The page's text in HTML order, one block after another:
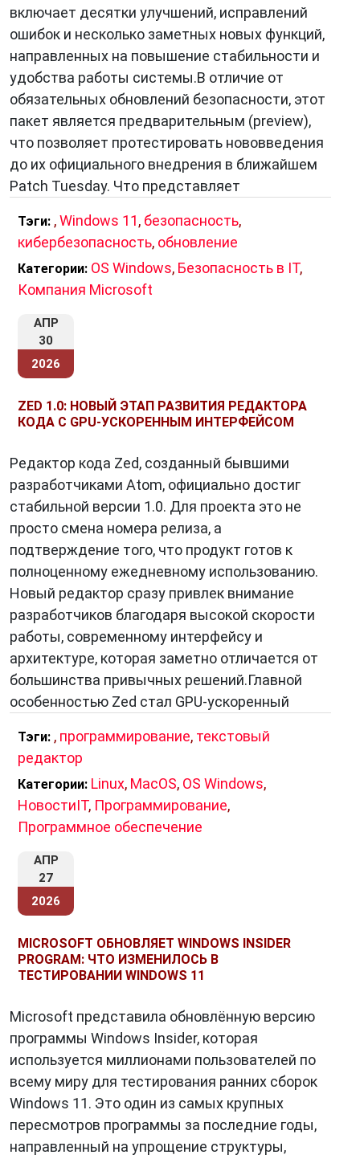
новые возможности.
Одной из важных характеристикWindows
является ее богатый выбор программного
обеспечения. Microsoft Office, Adobe
Photoshop, игры, браузеры — множество
приложений поддерживается под Windows.
Благодаря этому она остается популярной
среди разнообразных категорий
пользователей — от студентов до
профессионалов.
С развитием технологийWindows
стала более безопасной. Встроенный
антивирус Windows Defender обеспечивает
базовую защиту от вредоносных программ, а
система шифрования данных помогает
защитить конфиденциальную информацию.
операционной системой, формирующей
пользовательская дружелюбность и
поддержка обширной экосистемы
приложений продолжают привлекать
миллионы пользователей по всему миру.
включает десятки улучшений, исправлений
ошибок и несколько заметных новых функций,
направленных на повышение стабильности и
удобства работы системы.В отличие от
обязательных обновлений безопасности, этот
пакет является предварительным (preview),
что позволяет протестировать нововведения
до их официального внедрения в ближайшем
Patch Tuesday. Что представляет
Тэги: ,Windows 11, безопасность,
кибербезопасность, обновление
Категории: OS Windows, Безопасность в IT,
Компания Microsoft
АПР
30
2026
ZED 1.0: НОВЫЙ ЭТАП РАЗВИТИЯ РЕДАКТОРА
КОДА С GPU-УСКОРЕННЫМ ИНТЕРФЕЙСОМ
Редактор кода Zed, созданный бывшими
разработчиками Atom, официально достиг
стабильной версии 1.0. Для проекта это не
просто смена номера релиза, а
подтверждение того, что продукт готов к
полноценному ежедневному использованию.
Новый редактор сразу привлек внимание
разработчиков благодаря высокой скорости
работы, современному интерфейсу и
архитектуре, которая заметно отличается от
большинства привычных решений.Главной
особенностью Zed стал GPU-ускоренный
Тэги: , программирование, текстовый
редактор
Категории: Linux, MacOS, OS Windows,
НовостиIT, Программирование,
Программное обеспечение
АПР
27
2026
MICROSOFT ОБНОВЛЯЕТ WINDOWS INSIDER
PROGRAM: ЧТО ИЗМЕНИЛОСЬ В
ТЕСТИРОВАНИИ WINDOWS 11
Microsoft представила обновлённую версию
программы Windows Insider, которая
используется миллионами пользователей по
всему миру для тестирования ранних сборок
Windows 11. Это один из самых крупных
пересмотров программы за последние годы,
направленный на упрощение структуры,